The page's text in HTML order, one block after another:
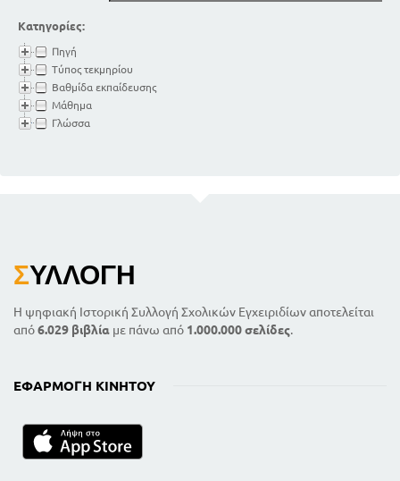
Κατηγορίες:
Πηγή
Τύπος τεκμηρίου
Βαθμίδα εκπαίδευσης
Μάθημα
Γλώσσα
ΣΥΛΛΟΓΉ
Η ψηφιακή Ιστορική Συλλογή Σχολικών Εγχειριδίων αποτελείται
από6.029 βιβλία με πάνω από 1.000.000 σελίδες.
ΕΦΑΡΜΟΓΉ ΚΙΝΗΤΟΎ